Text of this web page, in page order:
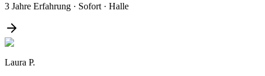
3 Jahre Erfahrung · Sofort · Halle
Laura P.